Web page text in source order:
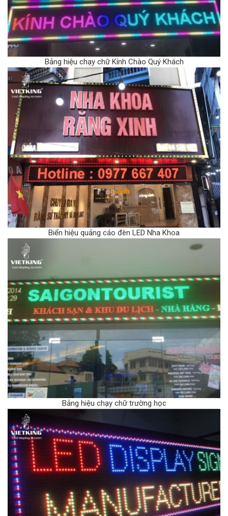
Bảng hiệu chạy chữ Kính Chào Quý Khách
Biển hiệu quảng cáo đèn LED Nha Khoa
Bảng hiệu chạy chữ trường học